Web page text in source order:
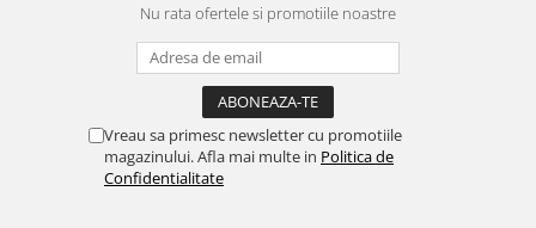
Nu rata ofertele si promotiile noastre
Vreau sa primesc newsletter cu promotiile
magazinului. Afla mai multe in Politica de
Confidentialitate